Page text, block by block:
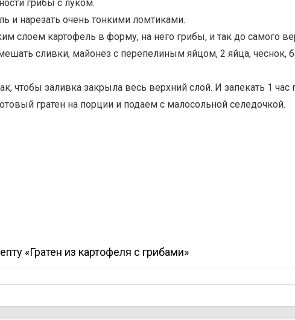
грибы с луком.
и нарезать очень тонкими ломтиками.
слоем картофель в форму, на него грибы, и так до самого
сливки, майонез с перепелиным яйцом, 2 яйца, чеснок,
чтобы заливка закрыла весь верхний слой. И запекать 1 час
гратен на порции и подаем с малосольной селедочкой.
«Гратен из картофеля с грибами»